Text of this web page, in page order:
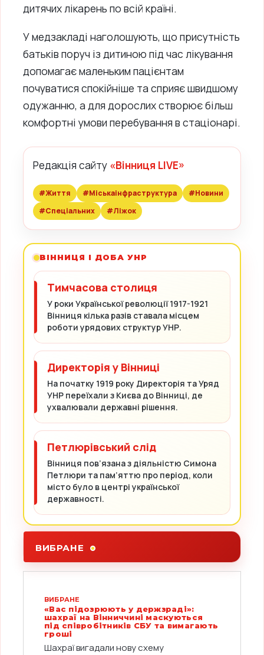
дитячих лікарень по всій країні.
У медзакладі наголошують, що присутність
батьків поруч із дитиною під час лікування
допомагає маленьким пацієнтам
почуватися спокійніше та сприяє швидшому
одужанню, а для дорослих створює більш
комфортні умови перебування в стаціонарі.
Редакція сайту «Вінниця LIVE»
#Життя #Міськаінфраструктура
#Новини
#Спеціальних
#Ліжок
ВІННИЦЯ І ДОБА УНР
Тимчасова столиця
У роки Української революції 1917-1921
Вінниця кілька разів ставала місцем
роботи урядових структур УНР.
Директорія у Вінниці
На початку 1919 року Директорія та Уряд
УНР переїхали з Києва до Вінниці, де
ухвалювали державні рішення.
Петлюрівський слід
Вінниця пов’язана з діяльністю Симона
Петлюри та пам’яттю про період, коли
місто було в центрі української
державності.
ВИБРАНЕ
ВИБРАНЕ
«Вас підозрюють у держзраді»:
шахраї на Вінниччині маскуються
під співробітників СБУ та вимагають
гроші
Шахраї вигадали нову схему